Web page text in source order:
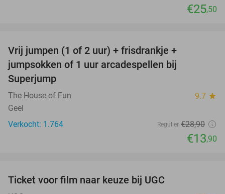
€25,50
Vrij jumpen (1 of 2 uur) + frisdrankje +
jumpsokken of 1 uur arcadespellen bij
Superjump
The House of Fun 9.7 star
Geel
Verkocht: 1.764
Regulier €28,90
€13,90
Ticket voor film naar keuze bij UGC